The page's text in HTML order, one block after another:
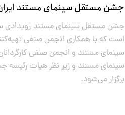
جشن مستقل سینمای مستند
جشن مستقل سینمای مستند رویدادی
است که با همکاری انجمن صنفی
سینمای مستند و انجمن صنفی
سینمای مستند و زیر نظر هیات رئیسه
برگزار می‌شود.